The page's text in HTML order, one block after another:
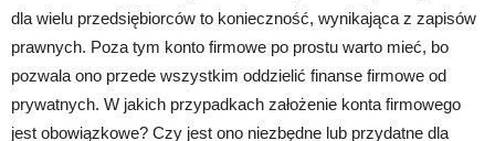
dla wielu przedsiębiorców to konieczność, wynikająca z zapisów
prawnych. Poza tym konto firmowe po prostu warto mieć, bo
pozwala ono przede wszystkim oddzielić finanse firmowe od
prywatnych. W jakich przypadkach założenie konta firmowego
jest obowiązkowe? Czy jest ono niezbędne lub przydatne dla